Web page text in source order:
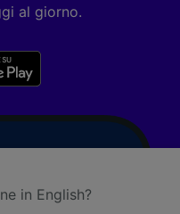
al giorno.
in English?